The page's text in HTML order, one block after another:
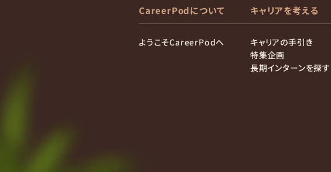
CareerPodについて
ようこそCareerPodへ
キャリアを考える
キャリアの手引き
特集企画
長期インターンを探す